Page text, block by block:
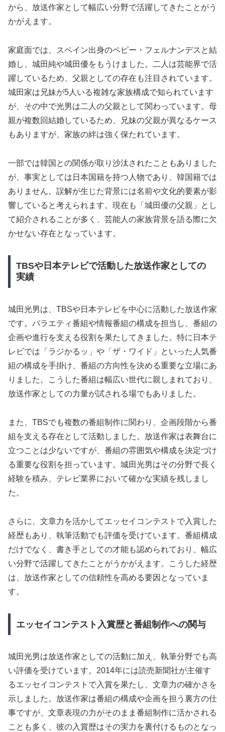
から、放送作家として幅広い分野で活躍してきたことがう
かがえます。
家庭面では、スペイン出身のペピー・フェルナンデスと結
婚し、城田純や城田優をもうけました。二人は芸能界で活
躍しているため、父親としての存在も注目されています。
城田家は兄妹が5人いる複雑な家族構成で知られています
が、その中で光男は二人の父親として関わっています。母
親が複数回結婚しているため、兄妹の父親が異なるケース
もありますが、家族の絆は強く保たれています。
一部では韓国との関係が取り沙汰されたこともありました
が、事実としては日本国籍を持つ人物であり、韓国籍では
ありません。誤解が生じた背景には名前や文化的要素が影
響していると考えられます。現在も「城田優の父親」とし
て紹介されることが多く、芸能人の家族背景を語る際に欠
かせない存在となっています。
TBSや日本テレビで活動した放送作家としての
実績
城田光男は、TBSや日本テレビを中心に活動した放送作家
です。バラエティ番組や情報番組の構成を担当し、番組の
企画や進行を支える役割を果たしてきました。特に日本テ
レビでは「ラジかるッ」や「ザ・ワイド」といった人気番
組の構成を手掛け、番組の方向性を決める重要な立場にあ
りました。こうした番組は幅広い世代に親しまれており、
放送作家としての力量が試される場でもありました。
また、TBSでも複数の番組制作に関わり、企画段階から番
組を支える存在として活動しました。放送作家は表舞台に
立つことは少ないですが、番組の雰囲気や構成を決定づけ
る重要な役割を担っています。城田光男はその分野で長く
経験を積み、テレビ業界において確かな実績を残しまし
た。
さらに、文章力を活かしてエッセイコンテストで入賞した
経歴もあり、執筆活動でも評価を受けています。番組構成
だけでなく、書き手としての才能も認められており、幅広
い分野で活躍してきたことがうかがえます。こうした経歴
は、放送作家としての信頼性を高める要因となっていま
す。
エッセイコンテスト入賞歴と番組制作への関与
城田光男は放送作家としての活動に加え、執筆分野でも高
い評価を受けています。2014年には読売新聞社が主催す
るエッセイコンテストで入賞を果たし、文章力の確かさを
示しました。放送作家は番組の構成や企画を担う裏方の仕
事ですが、文章表現の力がそのまま番組制作に活かされる
ことも多く、彼の入賞歴はその実力を裏付けるものとなっ